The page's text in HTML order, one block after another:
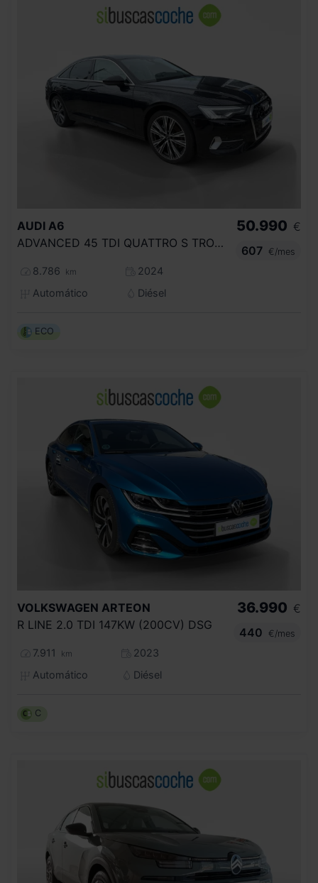
AUDI A6
ADVANCED 45 TDI QUATTRO S TRONIC
8.786 km
2024
Automático
Diésel
50.990 €
607
€/mes
ECO
VOLKSWAGEN ARTEON
R LINE 2.0 TDI 147KW (200CV) DSG
7.911 km
2023
Automático
Diésel
36.990 €
440
€/mes
C